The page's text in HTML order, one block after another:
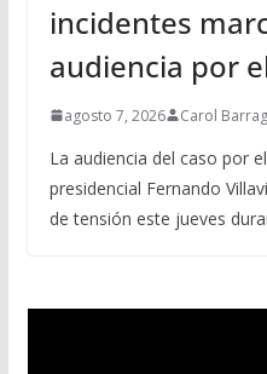
incidentes
audiencia por
agosto 7, 2026 Carol
La audiencia del caso por
presidencial Fernando
de tensión este jueves